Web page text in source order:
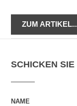
ZUM
SCHICKEN
NAME